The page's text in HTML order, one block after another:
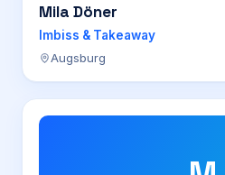
Mila Döner
Imbiss & Takeaway
Augsburg